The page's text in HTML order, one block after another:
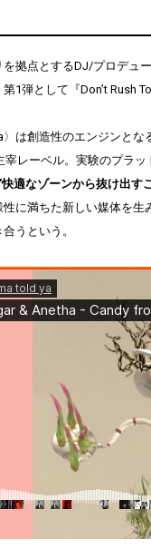
を拠点とするDJ/プロデュ
1弾として『Don’t Rush
〉は創造性のエンジンと
宰レーベル。実験のプラ
快適なゾーンから抜け出す
性に満ちた新しい媒体を
うという。